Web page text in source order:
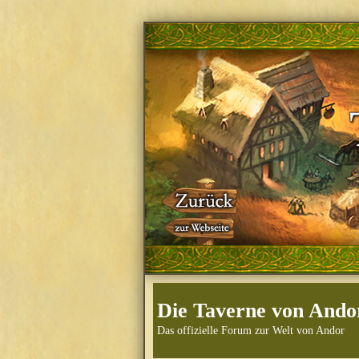
Die Taverne von
Das offizielle Forum zur Welt von Andor